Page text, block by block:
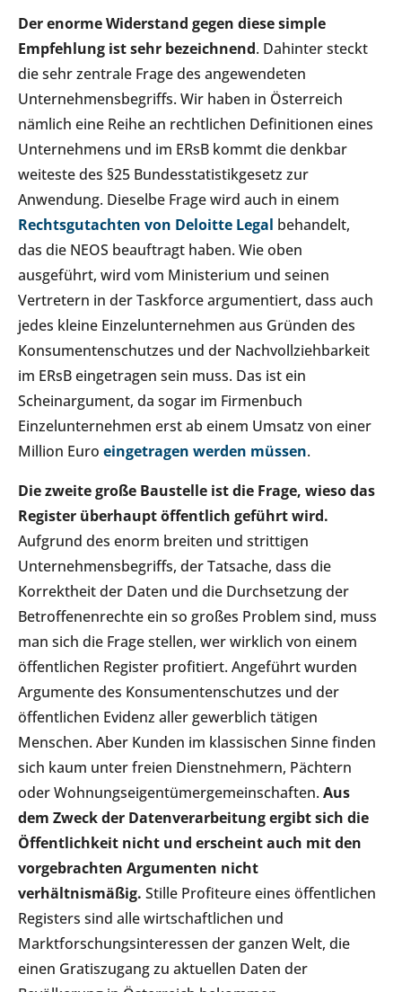
Der enorme Widerstand gegen diese simple
Empfehlung ist sehr bezeichnend. Dahinter steckt
die sehr zentrale Frage des angewendeten
Unternehmensbegriffs. Wir haben in Österreich
nämlich eine Reihe an rechtlichen Definitionen eines
Unternehmens und im ERsB kommt die denkbar
weiteste des §25 Bundesstatistikgesetz zur
Anwendung. Dieselbe Frage wird auch in einem
Rechtsgutachten von Deloitte Legal behandelt,
das die NEOS beauftragt haben. Wie oben
ausgeführt, wird vom Ministerium und seinen
Vertretern in der Taskforce argumentiert, dass auch
jedes kleine Einzelunternehmen aus Gründen des
Konsumentenschutzes und der Nachvollziehbarkeit
im ERsB eingetragen sein muss. Das ist ein
Scheinargument, da sogar im Firmenbuch
Einzelunternehmen erst ab einem Umsatz von einer
Million Euro eingetragen werden müssen.
Die zweite große Baustelle ist die Frage, wieso das
Register überhaupt öffentlich geführt wird.
Aufgrund des enorm breiten und strittigen
Unternehmensbegriffs, der Tatsache, dass die
Korrektheit der Daten und die Durchsetzung der
Betroffenenrechte ein so großes Problem sind, muss
man sich die Frage stellen, wer wirklich von einem
öffentlichen Register profitiert. Angeführt wurden
Argumente des Konsumentenschutzes und der
öffentlichen Evidenz aller gewerblich tätigen
Menschen. Aber Kunden im klassischen Sinne finden
sich kaum unter freien Dienstnehmern, Pächtern
oder Wohnungseigentümergemeinschaften. Aus
dem Zweck der Datenverarbeitung ergibt sich die
Öffentlichkeit nicht und erscheint auch mit den
vorgebrachten Argumenten nicht
verhältnismäßig. Stille Profiteure eines öffentlichen
Registers sind alle wirtschaftlichen und
Marktforschungsinteressen der ganzen Welt, die
einen Gratiszugang zu aktuellen Daten der